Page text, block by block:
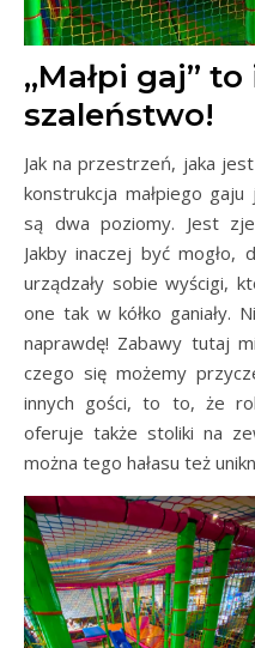
„Małpi gaj”
szaleństwo!
Jak na przestrzeń, jaka
konstrukcja małpiego
są dwa poziomy. Jest
Jakby inaczej być mogło,
urządzały sobie wyścigi,
one tak w kółko ganiały.
naprawdę! Zabawy tutaj
czego się możemy
innych gości, to to, że
oferuje także stoliki na
można tego hałasu też